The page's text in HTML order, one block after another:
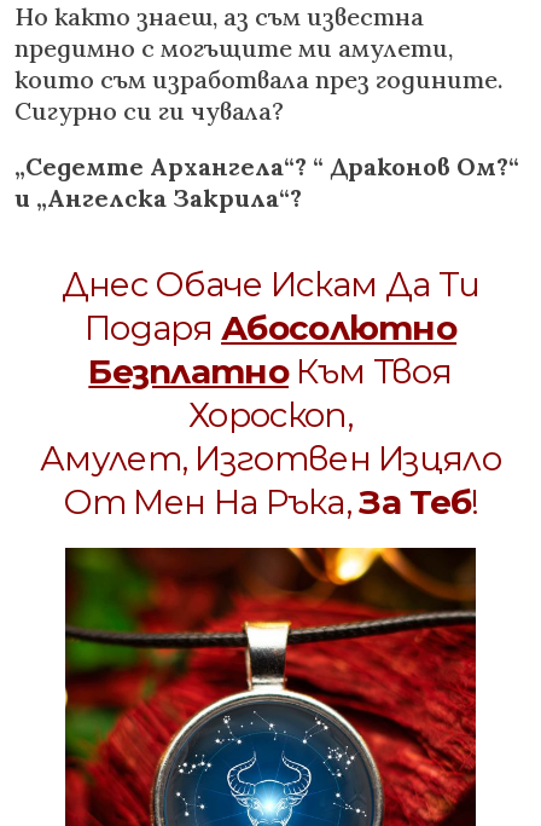
Но както знаеш, аз съм известна
предимно с могъщите ми амулети,
които съм изработвала през годините.
Сигурно си ги чувала?
„Седемте Архангела“? “ Драконов Ом?“
и „Ангелска Закрила“?
Днес Обаче Искам Да Ти
ПодаряАбосолютно
БезплатноКъм Твоя
Хороскоп,
Амулет, Изготвен Изцяло
От Мен На Ръка,За Теб!